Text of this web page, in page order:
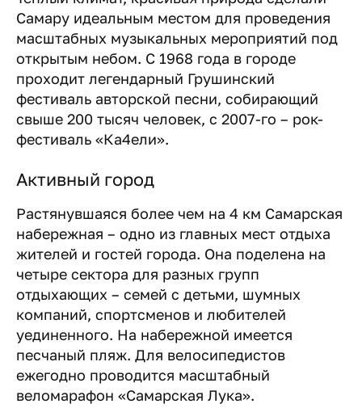
Самару идеальным местом для проведения
масштабных музыкальных мероприятий под
открытым небом. С 1968 года в городе
проходит легендарный Грушинский
фестиваль авторской песни, собирающий
свыше 200 тысяч человек, с 2007-го – рок-
фестиваль «Ка4ели».
Активный город
Растянувшаяся более чем на 4 км Самарская
набережная – одно из главных мест отдыха
жителей и гостей города. Она поделена на
четыре сектора для разных групп
отдыхающих – семей с детьми, шумных
компаний, спортсменов и любителей
уединенного. На набережной имеется
песчаный пляж. Для велосипедистов
ежегодно проводится масштабный
веломарафон «Самарская Лука».